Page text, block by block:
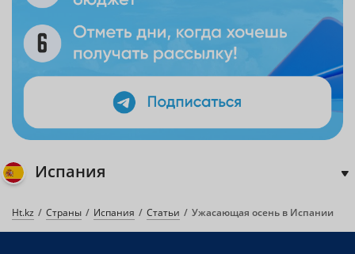
Испания
Ht.kz Страны Испания Статьи Ужасающая осень в Испании